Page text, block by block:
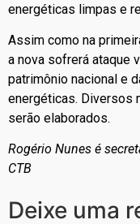
energéticas limpas e
Assim como na
a nova sofrerá ataque
patrimônio nacional e
energéticas. Diversos
serão elaborados.
Rogério Nunes é
CTB
Deixe uma